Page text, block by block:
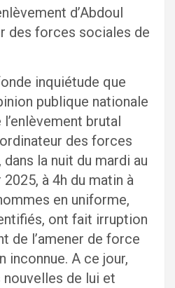
d’Abdoul
des forces sociales de
inquiétude que
publique nationale
brutal
des forces
la nuit du mardi au
à 4h du matin à
en uniforme,
ont fait irruption
de l’amener de force
inconnue. A ce jour,
de lui et